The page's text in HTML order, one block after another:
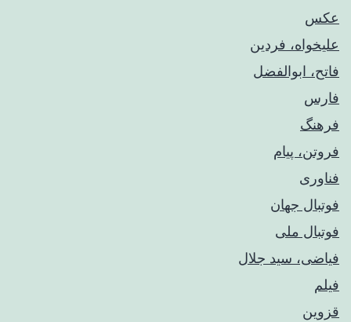
عکس
علیخواه، فردین
فاتح، ابوالفضل
فارس
فرهنگ
فروتن، پیام
فناوری
فوتبال جهان
فوتبال ملی
فیاضی، سید جلال
فیلم
قزوین